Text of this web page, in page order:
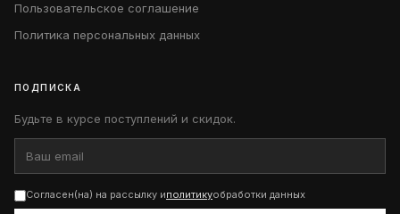
Пользовательское соглашение
Политика персональных данных
ПОДПИСКА
Будьте в курсе поступлений и скидок.
Согласен(на) на рассылку иполитикуобработки данных